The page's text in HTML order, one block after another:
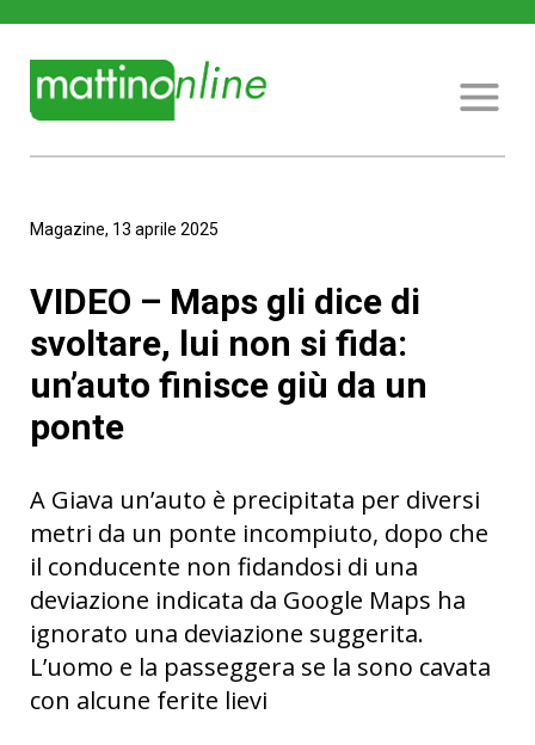
Magazine, 13 aprile 2025
VIDEO – Maps gli dice di
svoltare, lui non si fida:
un’auto finisce giù da un
ponte
A Giava un’auto è precipitata per diversi
metri da un ponte incompiuto, dopo che
il conducente non fidandosi di una
deviazione indicata da Google Maps ha
ignorato una deviazione suggerita.
L’uomo e la passeggera se la sono cavata
con alcune ferite lievi